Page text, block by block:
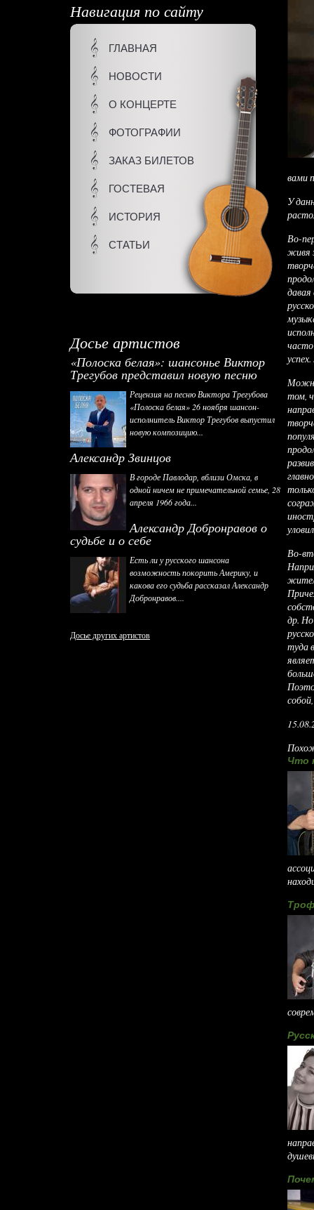
Навигация по сайту
ГЛАВНАЯ
НОВОСТИ
О КОНЦЕРТЕ
ФОТОГРАФИИ
ЗАКАЗ БИЛЕТОВ
ГОСТЕВАЯ
ИСТОРИЯ
СТАТЬИ
Досье артистов
«Полоска белая»: шансонье Виктор
Трегубов представил новую песню
Рецензия на песню Виктора Трегубова
«Полоска белая» 26 ноября шансон-
исполнитель Виктор Трегубов выпустил
новую композицию...
Александр Звинцов
В городе Павлодар, вблизи Омска, в
одной ничем не примечательной семье, 28
апреля 1966 года...
Александр Добронравов о
судьбе и о себе
Есть ли у русского шансона
возможность покорить Америку, и
какова его судьба рассказал Александр
Добронравов....
Досье других артистов
вами
У
Во-
живя
том,
Во-
др.
туда
Что